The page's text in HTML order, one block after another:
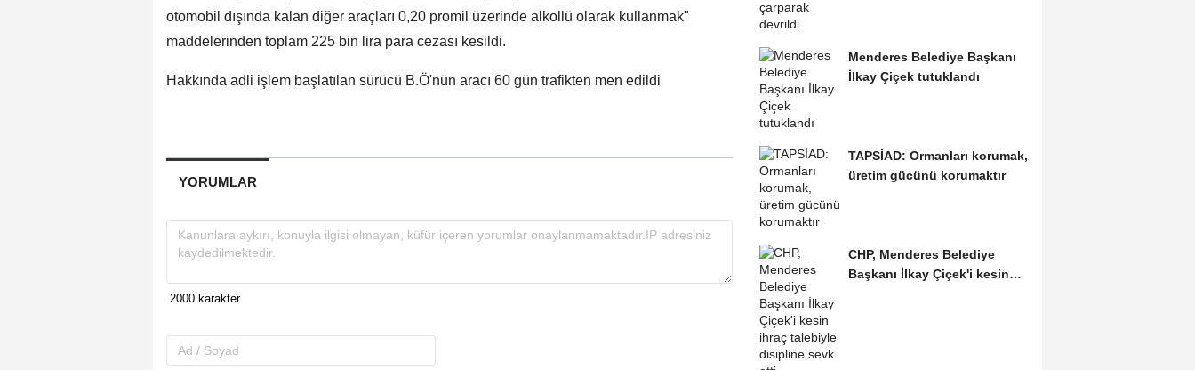
otomobil dışında kalan diğer araçları 0,20 promil üzerinde alkollü olarak kullanmak"
maddelerinden toplam 225 bin lira para cezası kesildi.
Hakkında adli işlem başlatılan sürücü B.Ö'nün aracı 60 gün trafikten men edildi
YORUMLAR
Menderes Belediye Başkanı
İlkay Çiçek tutuklandı
TAPSİAD: Ormanları korumak,
üretim gücünü korumaktır
CHP, Menderes Belediye
Başkanı İlkay Çiçek'i kesin